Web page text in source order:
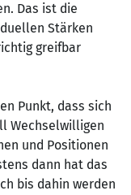
Das ist die
Stärken
greifbar
Punkt, dass sich
Wechselwilligen
und Positionen
dann hat das
bis dahin werden